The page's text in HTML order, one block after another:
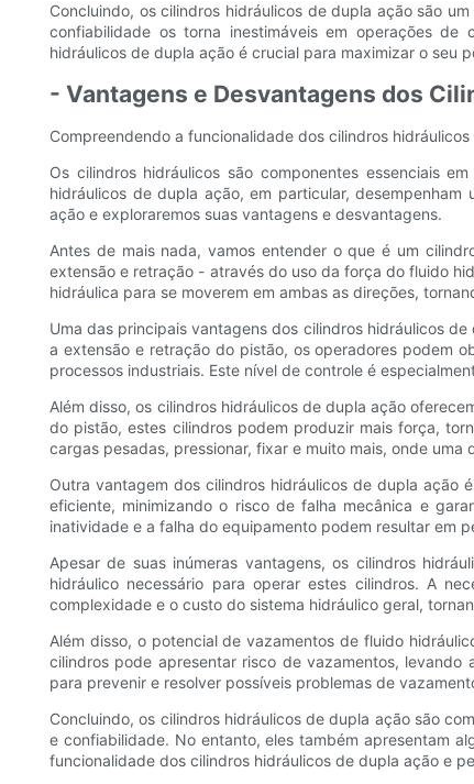
Concluindo, os cilindros hidráulicos de dupla ação são
confiabilidade os torna inestimáveis ​​em operações de
hidráulicos de dupla ação é crucial para maximizar o seu
- Vantagens e Desvantagens dos
Compreendendo a funcionalidade dos cilindros
Os cilindros hidráulicos são componentes essenciais
hidráulicos de dupla ação, em particular,
ação e exploraremos suas vantagens e desvantagens.
Antes de mais nada, vamos entender o que é um
extensão e retração - através do uso da força do fluido
hidráulica para se moverem em ambas as direções,
Uma das principais vantagens dos cilindros hidráulicos
a extensão e retração do pistão, os operadores podem
processos industriais. Este nível de controle é
Além disso, os cilindros hidráulicos de dupla ação
do pistão, estes cilindros podem produzir mais força,
cargas pesadas, pressionar, fixar e muito mais, onde
Outra vantagem dos cilindros hidráulicos de dupla ação
eficiente, minimizando o risco de falha mecânica e
inatividade e a falha do equipamento podem resultar em
Apesar de suas inúmeras vantagens, os cilindros
hidráulico necessário para operar estes cilindros. A
complexidade e o custo do sistema hidráulico geral,
Além disso, o potencial de vazamentos de fluido
cilindros pode apresentar risco de vazamentos, levando
para prevenir e resolver possíveis problemas de
Concluindo, os cilindros hidráulicos de dupla ação são
e confiabilidade. No entanto, eles também apresentam
funcionalidade dos cilindros hidráulicos de dupla ação e